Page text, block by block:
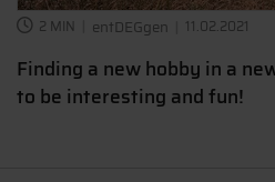
2 MIN entDEGgen 11.02.2021
Finding a new hobby in a
to be interesting and fun!